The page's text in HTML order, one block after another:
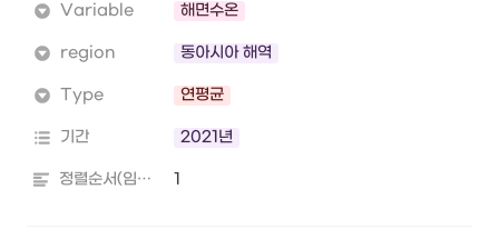
Variable 해면수온
region 동아시아 해역
Type 연평균
기간 2021년
정렬순서(임의) 1